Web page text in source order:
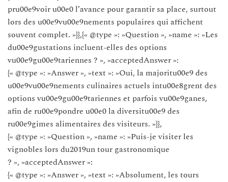
pru00e9voir u00e0 l’avance pour garantir sa place, surtout
lors des u00e9vu00e9nements populaires qui affichent
souvent complet. »}},{« @type »: »Question », »name »: »Les
du00e9gustations incluent-elles des options
vu00e9gu00e9tariennes ? », »acceptedAnswer »:
{« @type »: »Answer », »text »: »Oui, la majoritu00e9 des
u00e9vu00e9nements culinaires actuels intu00e8grent des
options vu00e9gu00e9tariennes et parfois vu00e9ganes,
afin de ru00e9pondre u00e0 la diversitu00e9 des
ru00e9gimes alimentaires des visiteurs. »}},
{« @type »: »Question », »name »: »Puis-je visiter les
vignobles lors du2019un tour gastronomique
? », »acceptedAnswer »:
{« @type »: »Answer », »text »: »Absolument, les tours